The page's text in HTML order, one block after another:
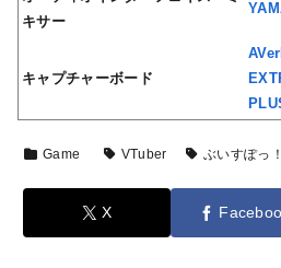
キサー
キャプチャーボード
Game VTuber ぶいすぽっ！
X